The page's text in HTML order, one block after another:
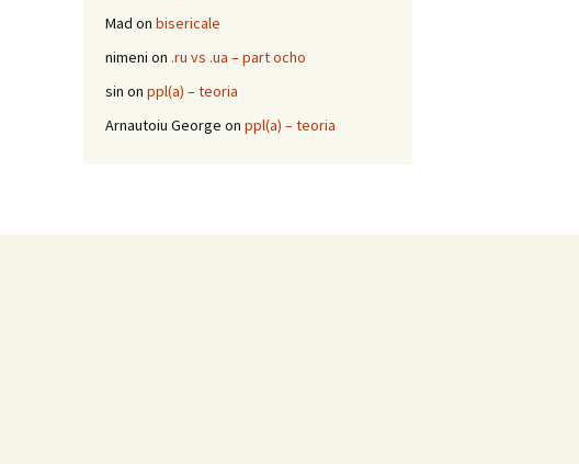
Mad on bisericale
nimeni on .ru vs .ua – part ocho
sin on ppl(a) – teoria
Arnautoiu George on ppl(a) – teoria